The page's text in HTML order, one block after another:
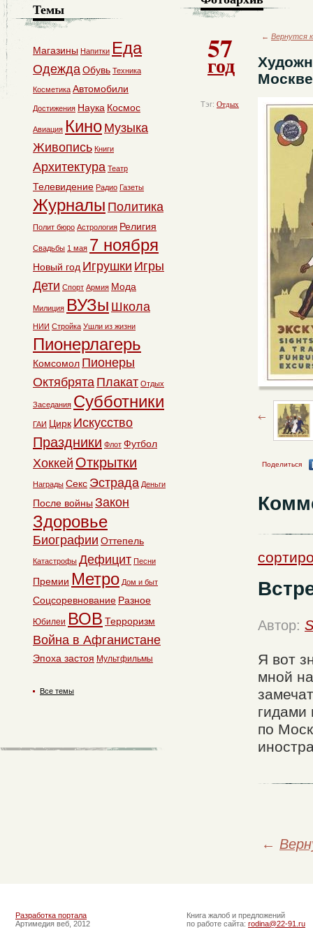
57
год
Тэг: Отдых
← Вернутся
Москве
Поделиться
Автор:
Я вот
мной
гидами
по
←
Темы
Магазины Напитки Еда
ОдеждаОбувь Техника
Косметика Автомобили
Достижения Наука Космос
Авиация Кино Музыка
Живопись Книги
Архитектура Театр
Телевидение Радио Газеты
Журналы Политика
Полит бюро Астрология Религия
Свадьбы 1 мая 7 ноября
Новый год Игрушки Игры
Дети Спорт Армия Мода
Милиция ВУЗы Школа
НИИ Стройка Ушли из жизни
Пионерлагерь
Комсомол Пионеры
Октябрята Плакат Отдых
Заседания Субботники
ГАИ Цирк Искусство
Праздники Флот Футбол
Хоккей Открытки
Награды Секс Эстрада Деньги
После войны Закон
Здоровье
Биографии Оттепель
Катастрофы Дефицит Песни
Премии Метро Дом и быт
Соцсоревнование Разное
Юбилеи ВОВ Терроризм
Война в Афганистане
Эпоха застоя Мультфильмы
Все темы
Разработка портала
Артимедия веб, 2012
Книга жалоб и предложений
по работе сайта: rodina@22-91.ru